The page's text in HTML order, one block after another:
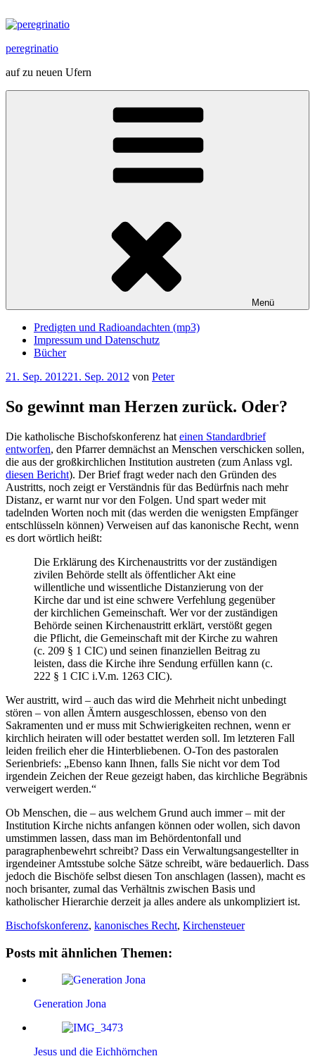
Inhalt
peregrinatio
auf zu neuen Ufern
Menü
Predigten und Radioandachten (mp3)
Impressum und Datenschutz
Bücher
Veröffentlicht
21. Sep. 201221. Sep. 2012 von Peter
So gewinnt man Herzen zurück. Oder?
Die katholische Bischofskonferenz hat einen Standardbrief
entworfen, den Pfarrer demnächst an Menschen verschicken sollen,
die aus der großkirchlichen Institution austreten (zum Anlass vgl.
diesen Bericht). Der Brief fragt weder nach den Gründen des
Austritts, noch zeigt er Verständnis für das Bedürfnis nach mehr
Distanz, er warnt nur vor den Folgen. Und spart weder mit
tadelnden Worten noch mit (das werden die wenigsten Empfänger
entschlüsseln können) Verweisen auf das kanonische Recht, wenn
es dort wörtlich heißt:
Die Erklärung des Kirchenaustritts vor der zuständigen
zivilen Behörde stellt als öffentlicher Akt eine
willentliche und wissentliche Distanzierung von der
Kirche dar und ist eine schwere Verfehlung gegenüber
der kirchlichen Gemeinschaft. Wer vor der zuständigen
Behörde seinen Kirchenaustritt erklärt, verstößt gegen
die Pflicht, die Gemeinschaft mit der Kirche zu wahren
(c. 209 § 1 CIC) und seinen finanziellen Beitrag zu
leisten, dass die Kirche ihre Sendung erfüllen kann (c.
222 § 1 CIC i.V.m. 1263 CIC).
Wer austritt, wird – auch das wird die Mehrheit nicht unbedingt
stören – von allen Ämtern ausgeschlossen, ebenso von den
Sakramenten und er muss mit Schwierigkeiten rechnen, wenn er
kirchlich heiraten will oder bestattet werden soll. Im letzteren Fall
leiden freilich eher die Hinterbliebenen. O-Ton des pastoralen
Serienbriefs: „Ebenso kann Ihnen, falls Sie nicht vor dem Tod
irgendein Zeichen der Reue gezeigt haben, das kirchliche Begräbnis
verweigert werden.“
Ob Menschen, die – aus welchem Grund auch immer – mit der
Institution Kirche nichts anfangen können oder wollen, sich davon
umstimmen lassen, dass man im Behördentonfall und
paragraphenbewehrt schreibt? Dass ein Verwaltungsangestellter in
irgendeiner Amtsstube solche Sätze schreibt, wäre bedauerlich. Dass
jedoch die Bischöfe selbst diesen Ton anschlagen (lassen), macht es
noch brisanter, zumal das Verhältnis zwischen Basis und
katholischer Hierarchie derzeit ja alles andere als unkompliziert ist.
Bischofskonferenz, kanonisches Recht, Kirchensteuer
Posts mit ähnlichen Themen:
Generation Jona
Jesus und die Eichhörnchen